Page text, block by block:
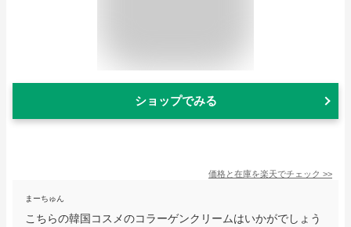
ショップでみる
価格と在庫を楽天でチェック >>
まーちゅん
こちらの韓国コスメのコラーゲンクリームはいかがでしょう